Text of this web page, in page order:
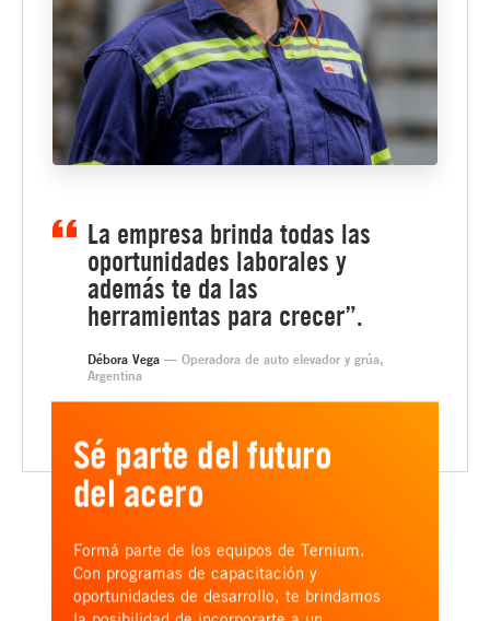
La empresa brinda todas las
oportunidades laborales y
además te da las
herramientas para crecer”.
Débora Vega — Operadora de auto elevador y grúa,
Argentina
Sé parte del futuro
del acero
Formá parte de los equipos de Ternium.
Con programas de capacitación y
oportunidades de desarrollo, te brindamos